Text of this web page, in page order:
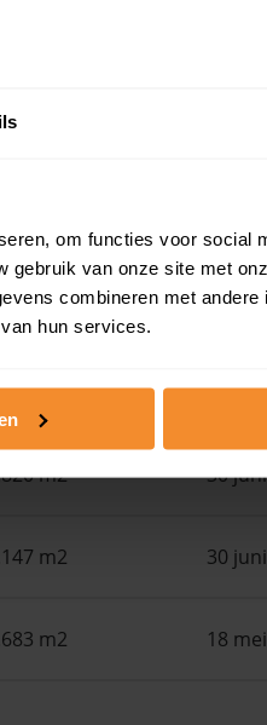
om functies voor social
gebruik van onze site met
combineren met
hun services.
m2 30
m2 30
m2 30
m2 30
m2 18